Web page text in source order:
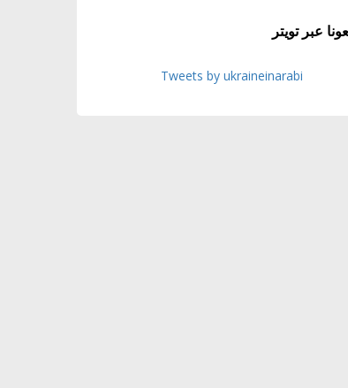
عبر تويتر
Tweets by ukraineinarabi